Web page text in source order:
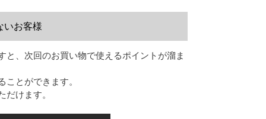
いお客様
と、次回のお買い物で使えるポイントが溜ま
ことができます。
だけます。